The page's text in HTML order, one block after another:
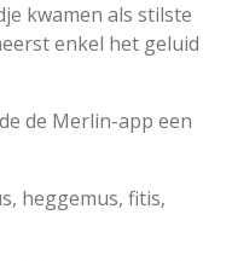
kwamen als stilste
enkel het geluid
de Merlin-app een
heggemus, fitis,